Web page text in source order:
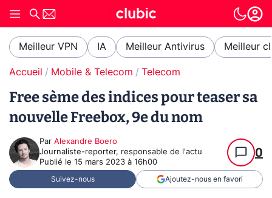
Meilleur VPN IA Meilleur Antivirus Meilleur
Accueil Mobile & Telecom Telecom
Free sème des indices pour teaser sa
nouvelle Freebox, 9e du nom
Par Alexandre Boero
Journaliste-reporter, responsable de l'actu
Publié le 15 mars 2023 à 16h00
0
Suivez-nous Ajoutez-nous en favori